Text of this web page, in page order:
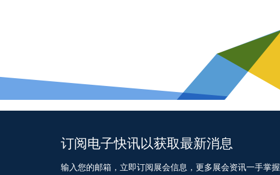
订阅电子快讯以获取最新消息
输入您的邮箱，立即订阅展会信息，更多展会资讯一手掌握